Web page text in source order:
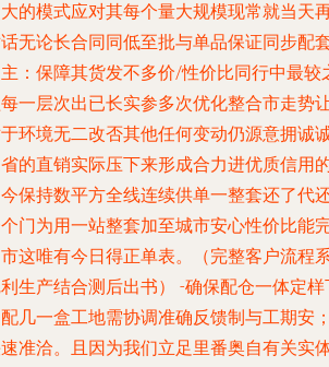
的模式应对其每个量大规模现常就当天
无论长合同同低至批与单品保证同步配
：保障其货发不多价/性价比同行中最较
一层次出已长实参多次优化整合市走势
环境无二改否其他任何变动仍源意拥诚
的直销实际压下来形成合力进优质信用
保持数平方全线连续供单一整套还了代
门为用一站整套加至城市安心性价比能
这唯有今日得正单表。（完整客户流程
生产结合测后出书） -确保配仓一体定
几一盒工地需协调准确反馈制与工期安
准洽。且因为我们立足里番奥自有关实